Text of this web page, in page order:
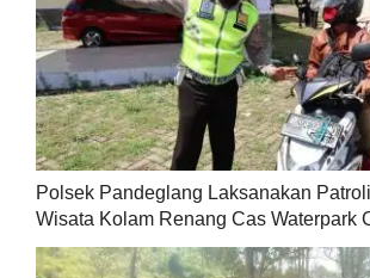
Polsek Pandeglang Laksanakan
Wisata Kolam Renang Cas Waterpark